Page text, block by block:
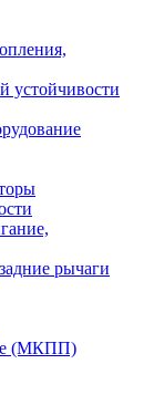
устойчивости
рычаги
(МКПП)